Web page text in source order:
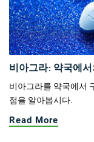
비아그라: 약국에
비아그라를 약국에서
점을 알아봅시다.
Read More